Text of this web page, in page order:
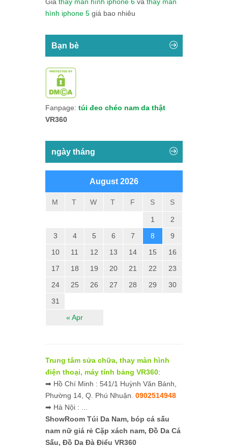
hình iphone 5 giá bao nhiêu
Bạn bè
Fanpage: túi đeo chéo nam da thật
VR360
ngày tháng
August 2026
M T W T F S S
« Apr
1
2
3
4 5 6 7 8
9
10
11 12 13 14 15
16
17
18 19 20 21 22
23
24
25 26 27 28 29
30
31
Trung tâm sửa chữa, thay màn hình
điện thoại, máy tính bảng VR360:
➡ Hồ Chí Minh : 541/1 Huỳnh Văn Bánh,
Phường 14, Q. Phú Nhuận. 0902514948
➡ Hà Nội : ...
ShowRoom Túi Da Nam, bóp cá sấu
nam nữ giá rẻ Cặp xách nam, Đồ Da Cá
Sấu, Đồ Da Đà Điểu VR360